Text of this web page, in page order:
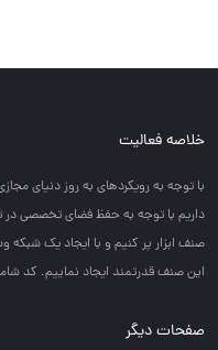
خلاصه فعالیت
با توجه به رويكردهاي به روز دنياي
داريم با توجه به حفظ فضاي تخصصي در
صنف ابزار پر كنيم و با ايجاد يك شبكه
اين صنف قدرتمند ايجاد نماييم. کد شامد: 1-1-756538-
صفحات دیگر